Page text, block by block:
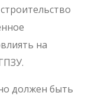
на
должен быть